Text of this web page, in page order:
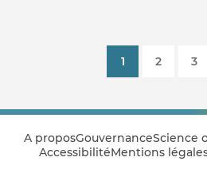
1 2 3
A proposGouvernanceScience
AccessibilitéMentions